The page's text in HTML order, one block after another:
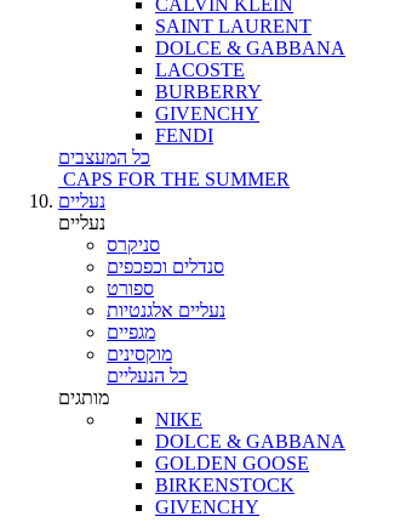
SAINT LAURENT
DOLCE & GABBANA
LACOSTE
BURBERRY
GIVENCHY
FENDI
כל המעצבים
CAPS FOR THE SUMMER
נעליים
נעליים
סניקרס
סנדלים וכפכפים
ספורט
נעליים אלגנטיות
מגפיים
מוקסינים
כל הנעליים
מותגים
NIKE
DOLCE & GABBANA
GOLDEN GOOSE
BIRKENSTOCK
GIVENCHY